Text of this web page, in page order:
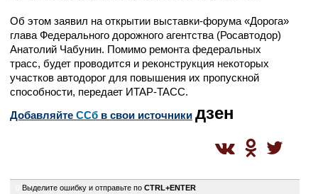
Об этом заявил на открытии выставки-форума «Дорога»
глава Федерального дорожного агентства (Росавтодор)
Анатолий Чабунин. Помимо ремонта федеральных
трасс, будет проводится и реконструкция некоторых
участков автодорог для повышения их пропускной
способности, передает ИТАР-ТАСС.
Добавляйте CСб в свои источники дзен
Выделите ошибку и отправьте по CTRL+ENTER